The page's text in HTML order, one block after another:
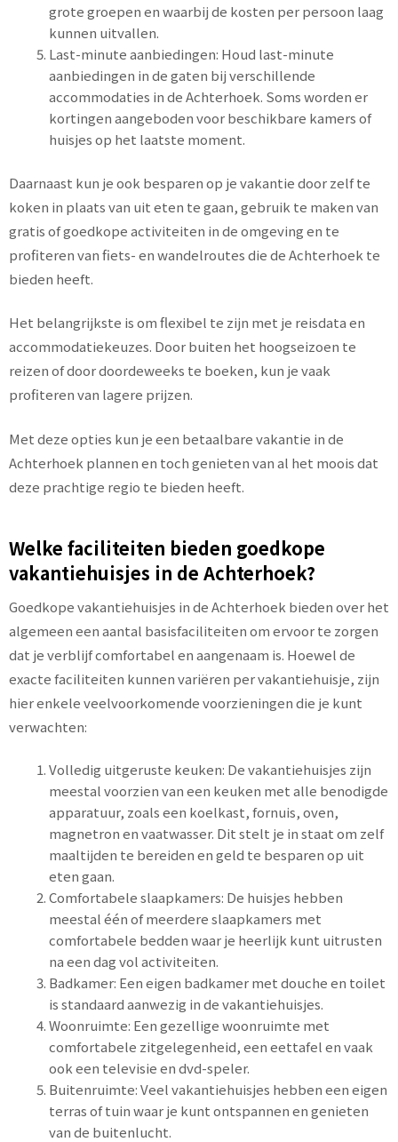
grote groepen en waarbij de kosten per persoon laag
kunnen uitvallen.
Last-minute aanbiedingen: Houd last-minute
aanbiedingen in de gaten bij verschillende
accommodaties in de Achterhoek. Soms worden er
kortingen aangeboden voor beschikbare kamers of
huisjes op het laatste moment.
Daarnaast kun je ook besparen op je vakantie door zelf te
koken in plaats van uit eten te gaan, gebruik te maken van
gratis of goedkope activiteiten in de omgeving en te
profiteren van fiets- en wandelroutes die de Achterhoek te
bieden heeft.
Het belangrijkste is om flexibel te zijn met je reisdata en
accommodatiekeuzes. Door buiten het hoogseizoen te
reizen of door doordeweeks te boeken, kun je vaak
profiteren van lagere prijzen.
Met deze opties kun je een betaalbare vakantie in de
Achterhoek plannen en toch genieten van al het moois dat
deze prachtige regio te bieden heeft.
Welke faciliteiten bieden goedkope
vakantiehuisjes in de Achterhoek?
Goedkope vakantiehuisjes in de Achterhoek bieden over het
algemeen een aantal basisfaciliteiten om ervoor te zorgen
dat je verblijf comfortabel en aangenaam is. Hoewel de
exacte faciliteiten kunnen variëren per vakantiehuisje, zijn
hier enkele veelvoorkomende voorzieningen die je kunt
verwachten:
Volledig uitgeruste keuken: De vakantiehuisjes zijn
meestal voorzien van een keuken met alle benodigde
apparatuur, zoals een koelkast, fornuis, oven,
magnetron en vaatwasser. Dit stelt je in staat om zelf
maaltijden te bereiden en geld te besparen op uit
eten gaan.
Comfortabele slaapkamers: De huisjes hebben
meestal één of meerdere slaapkamers met
comfortabele bedden waar je heerlijk kunt uitrusten
na een dag vol activiteiten.
Badkamer: Een eigen badkamer met douche en toilet
is standaard aanwezig in de vakantiehuisjes.
Woonruimte: Een gezellige woonruimte met
comfortabele zitgelegenheid, een eettafel en vaak
ook een televisie en dvd-speler.
Buitenruimte: Veel vakantiehuisjes hebben een eigen
terras of tuin waar je kunt ontspannen en genieten
van de buitenlucht.